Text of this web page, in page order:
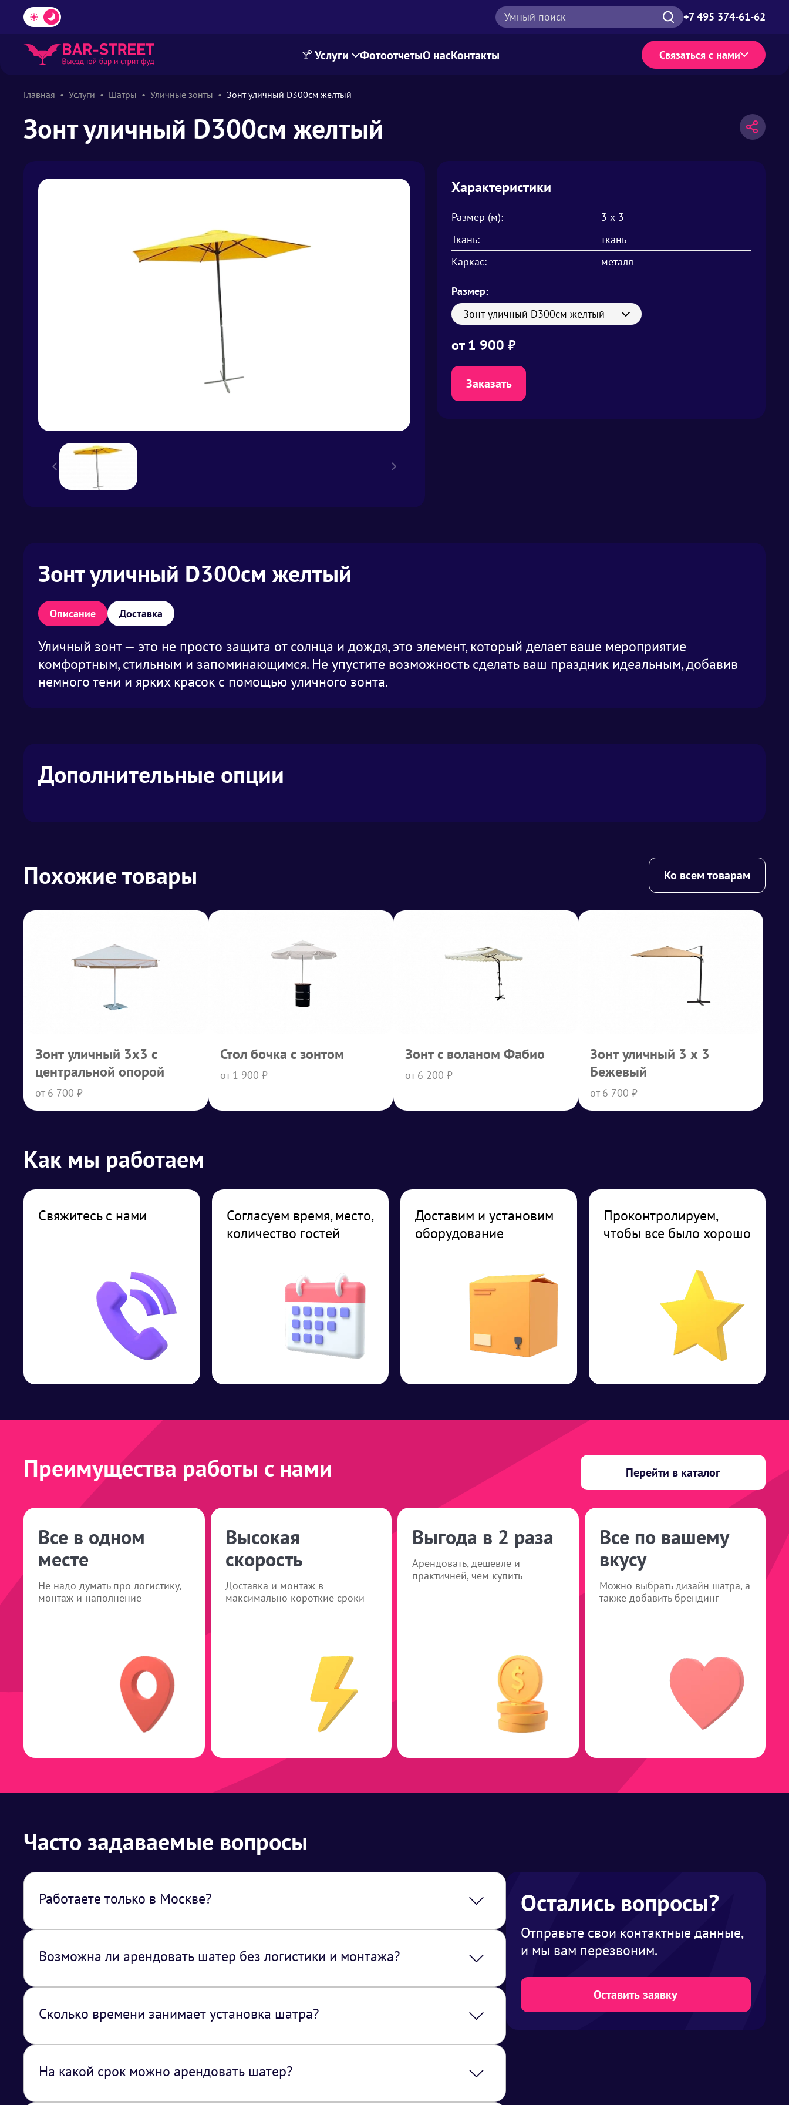
Умный поиск +7 495 374-61-62
Услуги ФотоотчетыО насКонтакты Связаться с нами
Главная Услуги Шатры Уличные зонты Зонт уличный D300см желтый
Зонт уличный D300см желтый
Характеристики
Размер (м):
3 х 3
Ткань:
ткань
Каркас:
металл
Размер:
Зонт уличный D300см желтый
от1 900 ₽
Заказать
Зонт уличный D300см желтый
Описание Доставка
Уличный зонт — это не просто защита от солнца и дождя, это элемент, который делает ваше мероприятие
комфортным, стильным и запоминающимся. Не упустите возможность сделать ваш праздник идеальным, добавив
немного тени и ярких красок с помощью уличного зонта.
Дополнительные опции
Похожие товары Ко всем товарам
Зонт уличный 3x3 с
центральной опорой
от 6 700 ₽
Стол бочка с зонтом
от 1 900 ₽
Зонт с воланом Фабио
от 6 200 ₽
Зонт уличный 3 х 3
Бежевый
от 6 700 ₽
Как мы работаем
Свяжитесь с нами
Согласуем время, место,
количество гостей
Доставим и установим
оборудование
Проконтролируем,
чтобы все было хорошо
Преимущества работы с нами Перейти в каталог
Все в одном
месте
Не надо думать про логистику,
монтаж и наполнение
Высокая
скорость
Доставка и монтаж в
максимально короткие сроки
Выгода в 2 раза
Арендовать, дешевле и
практичней, чем купить
Все по вашему
вкусу
Можно выбрать дизайн шатра, а
также добавить брендинг
Часто задаваемые вопросы
Работаете только в Москве?
из Москвы.
Возможна ли арендовать шатер без логистики и монтажа?
Сколько времени занимает установка шатра?
часов.
На какой срок можно арендовать шатер?
Остались вопросы?
Отправьте свои контактные данные,
и мы вам перезвоним.
Оставить заявку